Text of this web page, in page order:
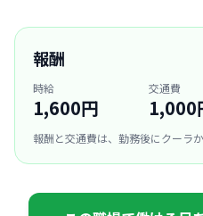
報酬
時給
1,600円
交通費
1,000
報酬と交通費は、勤務後にクーラ